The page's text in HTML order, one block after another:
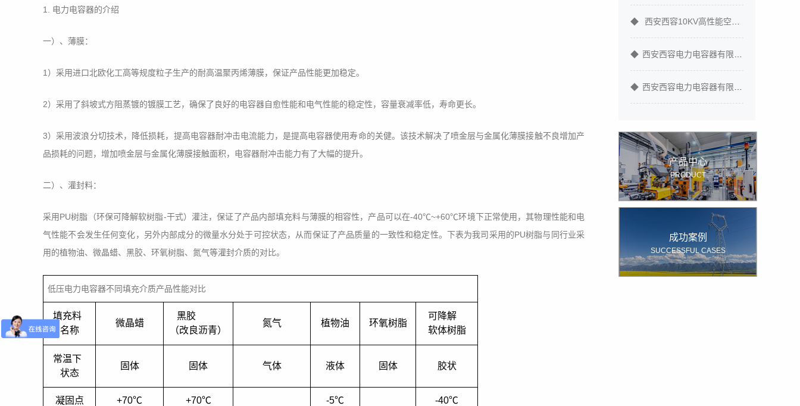
1. 电力电容器的介绍
一）、薄膜：
1）采用进口北欧化工高等规度粒子生产的耐高温聚丙烯薄膜，保证产品性能更加稳定。
2）采用了斜坡式方阻蒸镀的镀膜工艺，确保了良好的电容器自愈性能和电气性能的稳定性，容量衰减率低，寿命更长。
3）采用波浪分切技术，降低损耗，提高电容器耐冲击电流能力，是提高电容器使用寿命的关健。该技术解决了喷金层与金属化薄膜接触不良增加产
品损耗的问题，增加喷金层与金属化薄膜接触面积，电容器耐冲击能力有了大幅的提升。
二）、灌封料：
采用PU树脂（环保可降解软树脂-干式）灌注，保证了产品内部填充料与薄膜的相容性，产品可以在-40℃~+60℃环境下正常使用，其物理性能和电
气性能不会发生任何变化，另外内部成分的微量水分处于可控状态，从而保证了产品质量的一致性和稳定性。下表为我司采用的PU树脂与同行业采
用的植物油、微晶蜡、黑胶、环氧树脂、氮气等灌封介质的对比。
低压电力电容器不同填充介质产品性能对比
填充料
名称
微晶蜡
黑胶
（改良沥青）
氮气 植物油 环氧树脂
可降解
软体树脂
常温下
状态
固体 固体 气体 液体 固体 胶状
凝固点 +70℃ +70℃ -5℃ -40℃
◆ 西安西容10KV高性能空心限流电抗器 ...
◆ 西安西容电力电容器有限公司--高压无功补...
◆ 西安西容电力电容器有限公司--低压电力电...
产品中心
PRODUCT
成功案例
SUCCESSFUL CASES